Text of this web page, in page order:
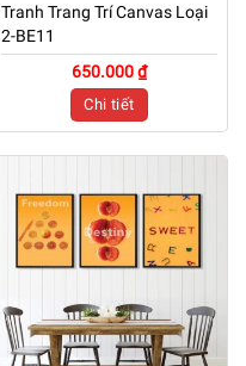
Tranh Trang Trí Canvas Loại
2-BE11
650.000 ₫
Chi tiết